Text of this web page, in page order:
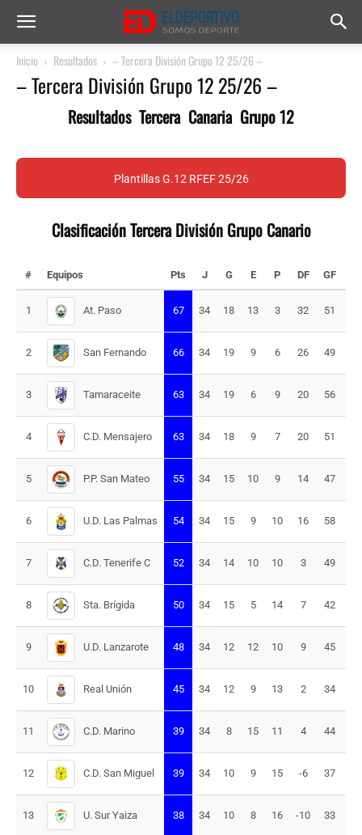
Inicio Resultados – Tercera División Grupo 12 25/26 –
– Tercera División Grupo 12 25/26 –
Resultados Tercera Canaria Grupo 12
Plantillas G.12 RFEF 25/26
Clasificación Tercera División Grupo Canario
# Equipos Pts J G E P DF GF
1 At. Paso 67 34 18 13 3 32 51
2 San Fernando 66 34 19 9 6 26 49
3 Tamaraceite 63 34 19 6 9 20 56
4 C.D. Mensajero 63 34 18 9 7 20 51
5 P.P. San Mateo 55 34 15 10 9 14 47
6 U.D. Las Palmas 54 34 15 9 10 16 58
7 C.D. Tenerife C 52 34 14 10 10 3 49
8 Sta. Brígida 50 34 15 5 14 7 42
9 U.D. Lanzarote 48 34 12 12 10 9 45
10 Real Unión 45 34 12 9 13 2 34
11 C.D. Marino 39 34 8 15 11 4 44
12 C.D. San Miguel 39 34 10 9 15 -6 37
13 U. Sur Yaiza 38 34 10 8 16 -10 33